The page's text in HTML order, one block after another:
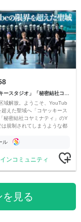
域解放。ようこそ、YouTub
えた聖域へ「コヤッキース
秘密結社コヤミナティ」のY
規制されてしまうような都
ル
ンコミュニティ
を見る